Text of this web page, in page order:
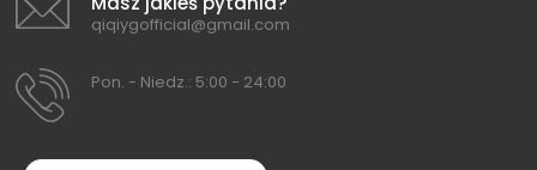
qiqiygofficial@gmail.com
Pon. - Niedz.: 5:00 - 24:00